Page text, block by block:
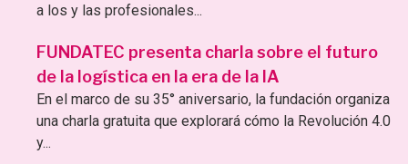
a los y las profesionales...
FUNDATEC presenta charla sobre el futuro
de la logística en la era de la IA
En el marco de su 35° aniversario, la fundación organiza
una charla gratuita que explorará cómo la Revolución 4.0
y...